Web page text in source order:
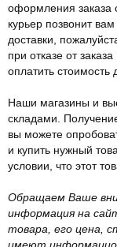
оформления заказа
курьер позвонит
доставки,
при отказе от
оплатить
Наши магазины и
складами.
вы можете
и купить нужный
условии, что этот
Обращаем Ваше
информация на
товара, его цена,
имеют